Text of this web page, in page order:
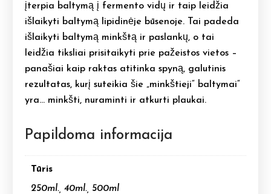
įterpia baltymą į fermento vidų ir taip leidžia
išlaikyti baltymą lipidinėje būsenoje. Tai padeda
išlaikyti baltymą minkštą ir paslankų, o tai
leidžia tiksliai prisitaikyti prie pažeistos vietos –
panašiai kaip raktas atitinka spyną, galutinis
rezultatas, kurį suteikia šie „minkštieji“ baltymai“
yra… minkšti, nuraminti ir atkurti plaukai.
Papildoma informacija
Tūris
250ml., 40ml., 500ml